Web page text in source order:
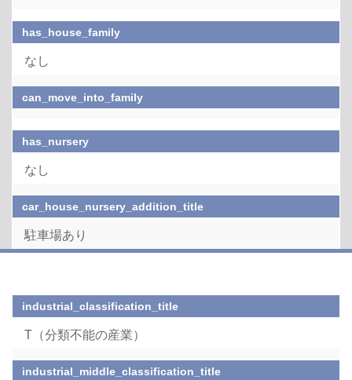
has_house_family
なし
can_move_into_family
has_nursery
なし
car_house_nursery_addition_title
駐車場あり
industrial_classification_title
T（分類不能の産業）
industrial_middle_classification_title